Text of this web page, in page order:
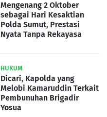
Mengenang 2 Oktober
sebagai Hari Kesaktian
Polda Sumut, Prestasi
Nyata Tanpa Rekayasa
HUKUM
Dicari, Kapolda yang
Melobi Kamaruddin Terkait
Pembunuhan Brigadir
Yosua